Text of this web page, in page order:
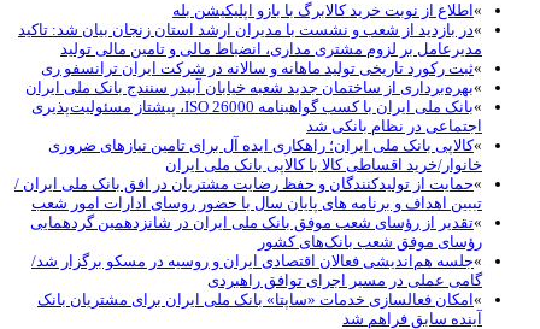
اطلاع از نوبت خرید کالابرگ با بازو اپلیکیشن بله
در بازدید از شعب و نشست با مدیران ارشد استان زنجان بیان شد: تاکید
مدیرعامل بر لزوم مشتری مداری، انضباط مالی و تامین مالی تولید
ثبت رکورد تاریخی تولید ماهانه و سالانه در شرکت ایران ترانسفو ری
بهره‌برداری از ساختمان جدید شعبه خیابان آبیدر سنندج بانک ملی ایران
بانک ملی ایران با کسب گواهینامه ISO 26000، پیشتاز مسئولیت‌پذیری
اجتماعی در نظام بانکی شد
کالاپی بانک ملی ایران؛ راهکاری ایده آل برای تامین نیازهای ضروری
خانوار/خرید اقساطی کالا با کالاپی بانک ملی ایران
حمایت از تولیدکنندگان و حفظ رضایت مشتریان در افق بانک ملی ایران /
تببین اهداف و برنامه های پایان سال با حضور روسای ادارات امور شعب
تقدیر از رؤسای شعب موفق بانک ملی ایران در شانزدهمین گردهمایی
رؤسای موفق شعب بانک‌های کشور
جلسه هم‌اندیشی فعالان اقتصادی ایران و روسیه در مسکو برگزار شد/
گامی عملی در مسیر اجرای توافق راهبردی
امکان فعالسازی خدمات «ساپتا» بانک ملی ایران برای مشتریان بانک
آینده سابق فراهم شد